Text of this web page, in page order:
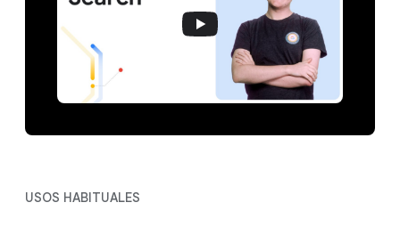
USOS HABITUALES